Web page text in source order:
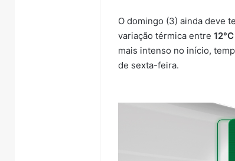
O domingo (3) ainda deve
variação térmica entre
mais intenso no início,
de sexta-feira.